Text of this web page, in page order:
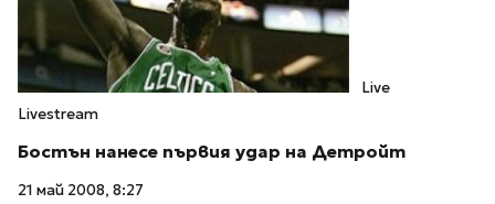
Live
Livestream
Бостън нанесе първия удар на Детройт
21 май 2008, 8:27